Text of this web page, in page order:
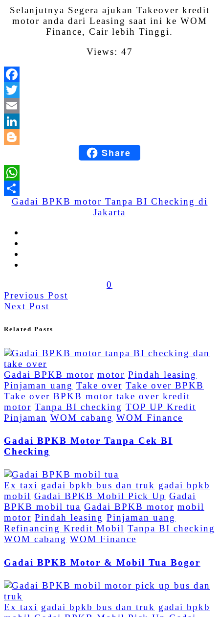
Selanjutnya Segera ajukan Takeover kredit
motor anda dari Leasing saat ini ke WOM
Finance, Cair lebih Tinggi.
Views: 47
BloggerShare
Share
Gadai BPKB motor Tanpa BI Checking di
Jakarta
0
Previous Post
Next Post
Related Posts
Gadai BPKB motor motor Pindah leasing
Pinjaman uang Take over Take over BPKB
Take over BPKB motor take over kredit
motor Tanpa BI checking TOP UP Kredit
Pinjaman WOM cabang WOM Finance
Gadai BPKB Motor Tanpa Cek BI
Checking
Ex taxi gadai bpkb bus dan truk gadai bpkb
mobil Gadai BPKB Mobil Pick Up Gadai
BPKB mobil tua Gadai BPKB motor mobil
motor Pindah leasing Pinjaman uang
Refinancing Kredit Mobil Tanpa BI checking
WOM cabang WOM Finance
Gadai BPKB Motor & Mobil Tua Bogor
Ex taxi gadai bpkb bus dan truk gadai bpkb